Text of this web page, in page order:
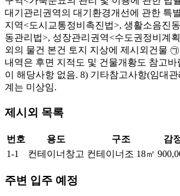
대기관리권역의 대기환경개선에 관한 특
지역<도시교통정비촉진법>, 생활소음진
동관리법>, 성장관리권역<수도권정비계
외의 물건 본건 토지 지상에 제시외건물
내역은 후면 지적도 및 건물개황도 참고바
이 해당사항 없음. 8) 기타참고사항(임대
계는 미상임.
제시외 목록
번호 용도 구조
감
1-1
컨테이너창고 컨테이너조 18㎡
주변 입주 예정